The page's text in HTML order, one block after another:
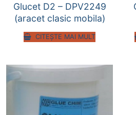
Glucet D2 – DPV2249
(aracet clasic mobila)
CITEȘTE MAI MULT